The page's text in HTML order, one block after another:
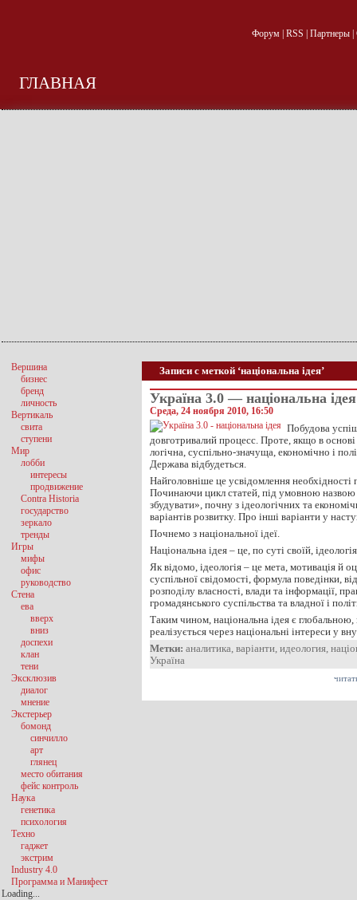
Форум| RSS Партнеры|
ГЛАВНАЯ
Записи с меткой ‘національна ідея’
Україна 3.0 — національна ідея
Среда, 24 ноября 2010, 16:50
Побудова
довготривалий процесс. Проте, якщо в
логічна, суспільно-значуща, економічно і
Держава відбудеться.
Найголовніше це усвідомлення необхідності
Починаючи цикл статей, під умовною назвою
збудувати», почну з ідеологічних та
варіантів розвитку. Про інші варіанти у
Почнемо з національної ідеї.
Національна ідея – це, по суті своїй,
Як відомо, ідеологія – це мета, мотивація й
суспільної свідомості, формула поведінки,
розподілу власності, влади та інформації,
громадянського суспільства та владної і
Таким чином, національна ідея є
реалізується через національні інтереси у
Метки: аналитика, варіанти, идеология,
Україна
Вершина
бизнес
бренд
личность
Вертикаль
свита
ступени
Мир
лобби
интересы
продвижение
Contra Historia
государство
зеркало
тренды
Игры
мифы
офис
руководство
Стена
ева
вверх
вниз
доспехи
клан
тени
Эксклюзив
диалог
мнение
Экстерьер
бомонд
синчилло
арт
глянец
место обитания
фейс контроль
Наука
генетика
психология
Техно
гаджет
экстрим
Industry 4.0
Программа и Манифест
Loading...